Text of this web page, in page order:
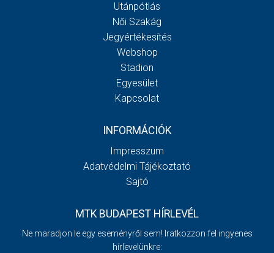
Utánpótlás
Női Szakág
Jegyértékesítés
Webshop
Stadion
Egyesület
Kapcsolat
INFORMÁCIÓK
Impresszum
Adatvédelmi Tájékoztató
Sajtó
MTK BUDAPEST HÍRLEVÉL
Ne maradjon le egy eseményről sem! Iratkozzon fel ingyenes
hírlevelünkre: